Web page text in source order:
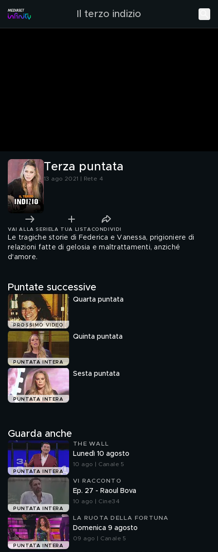
Il terzo indizio
Terza puntata
13 ago 2021 | Rete 4
VAI ALLA SERIE LA TUA LISTA CONDIVIDI
Le tragiche storie di Federica e Vanessa, prigioniere di
relazioni fatte di gelosia e maltrattamenti, anziché
d'amore.
Puntate successive
PROSSIMO VIDEO
Quarta puntata
PUNTATA INTERA
Quinta puntata
PUNTATA INTERA
Sesta puntata
Guarda anche
PUNTATA INTERA
THE WALL
Lunedì 10 agosto
10 ago | Canale 5
PUNTATA INTERA
VI RACCONTO
Ep. 27 - Raoul Bova
10 ago | Cine34
PUNTATA INTERA
LA RUOTA DELLA FORTUNA
Domenica 9 agosto
09 ago | Canale 5